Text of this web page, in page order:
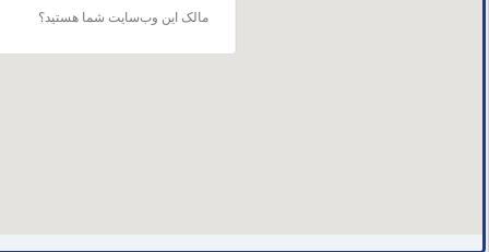
مالک این وب‌سایت شما هستید؟